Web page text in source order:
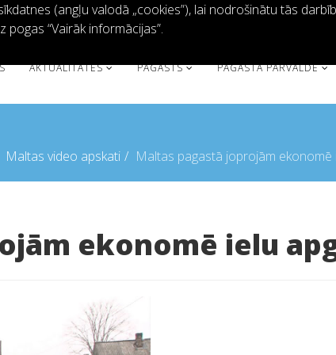
AKTUALITĀTES PAGASTS PAGASTA PĀRVALDE
Maltas video apskati Maltas pagastā joprojām ekonomē
ekonomē ielu
(angļu valodā „cookies”), lai nodrošinātu tās
“Vairāk informācijas”.